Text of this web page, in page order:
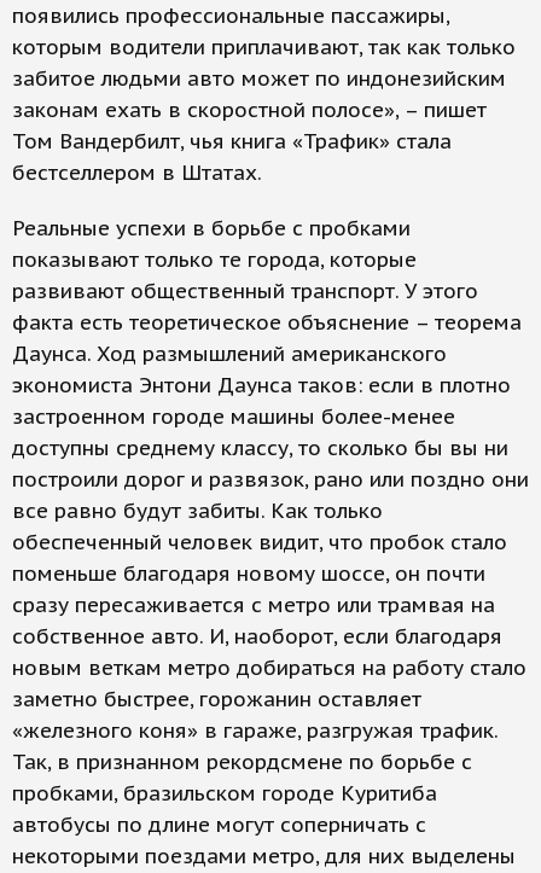
появились профессиональные пассажиры,
которым водители приплачивают, так как только
забитое людьми авто может по индонезийским
законам ехать в скоростной полосе», – пишет
Том Вандербилт, чья книга «Трафик» стала
бестселлером в Штатах.
Реальные успехи в борьбе с пробками
показывают только те города, которые
развивают общественный транспорт. У этого
факта есть теоретическое объяснение – теорема
Даунса. Ход размышлений американского
экономиста Энтони Даунса таков: если в плотно
застроенном городе машины более-менее
доступны среднему классу, то сколько бы вы ни
построили дорог и развязок, рано или поздно они
все равно будут забиты. Как только
обеспеченный человек видит, что пробок стало
поменьше благодаря новому шоссе, он почти
сразу пересаживается с метро или трамвая на
собственное авто. И, наоборот, если благодаря
новым веткам метро добираться на работу стало
заметно быстрее, горожанин оставляет
«железного коня» в гараже, разгружая трафик.
Так, в признанном рекордсмене по борьбе с
пробками, бразильском городе Куритиба
автобусы по длине могут соперничать с
некоторыми поездами метро, для них выделены